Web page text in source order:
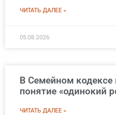
ЧИТАТЬ ДАЛЕЕ »
05.08.2026
В Семейном кодексе
понятие «одинокий
ЧИТАТЬ ДАЛЕЕ »